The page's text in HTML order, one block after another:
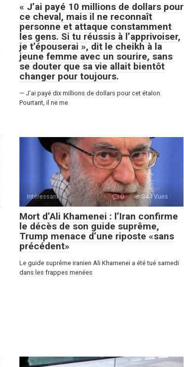
« J’ai payé 10 millions de dollars pour
ce cheval, mais il ne reconnaît
personne et attaque constamment
les gens. Si tu réussis à l’apprivoiser,
je t’épouserai », dit le cheikh à la
jeune femme avec un sourire, sans
se douter que sa vie allait bientôt
changer pour toujours.
— J’ai payé dix millions de dollars pour cet étalon.
Pourtant, il ne me
Intéressant 0 344 Vues :
Mort d’Ali Khamenei : l’Iran confirme
le décès de son guide suprême,
Trump menace d’une riposte «sans
précédent»
Le guide suprême iranien Ali Khamenei a été tué samedi
dans les frappes menées